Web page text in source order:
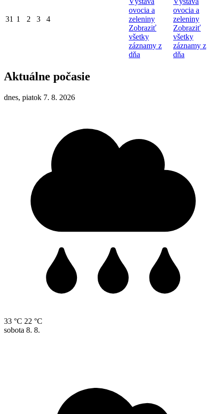
31 1 2 3 4
ovocia a
zeleniny
Zobraziť
všetky
záznamy z
dňa
ovocia a
zeleniny
Zobraziť
všetky
záznamy z
dňa
Aktuálne počasie
dnes, piatok 7. 8. 2026
33 °C 22 °C
sobota 8. 8.